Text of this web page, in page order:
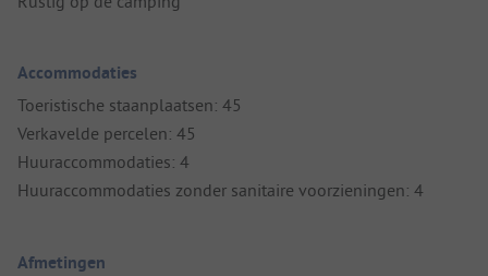
Accommodaties
Toeristische staanplaatsen: 45
Verkavelde percelen: 45
Huuraccommodaties: 4
Huuraccommodaties zonder sanitaire voorzieningen: 4
Afmetingen